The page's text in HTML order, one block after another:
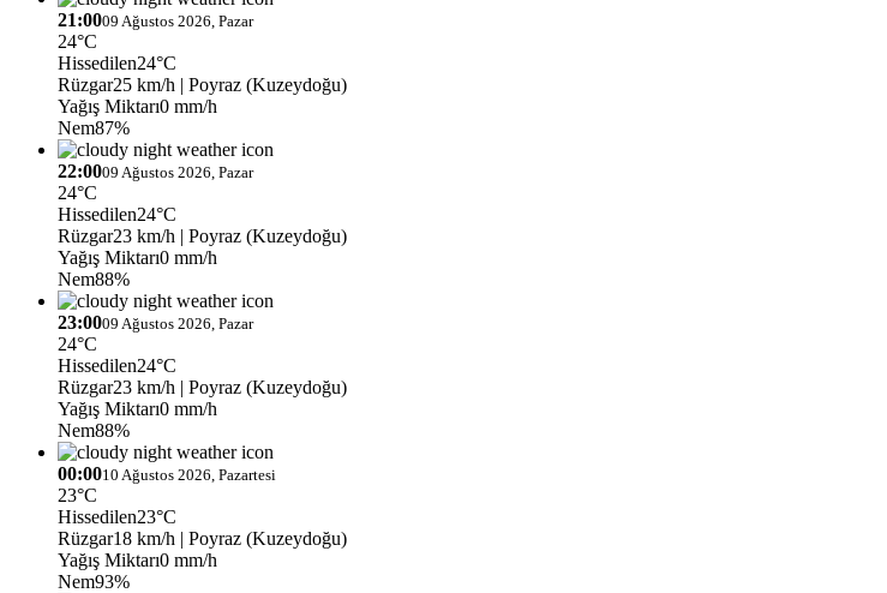
21:0009 Ağustos 2026, Pazar
24°C
Hissedilen24°C
Rüzgar25 km/h | Poyraz (Kuzeydoğu)
Yağış Miktarı0 mm/h
Nem87%
22:0009 Ağustos 2026, Pazar
24°C
Hissedilen24°C
Rüzgar23 km/h | Poyraz (Kuzeydoğu)
Yağış Miktarı0 mm/h
Nem88%
23:0009 Ağustos 2026, Pazar
24°C
Hissedilen24°C
Rüzgar23 km/h | Poyraz (Kuzeydoğu)
Yağış Miktarı0 mm/h
Nem88%
00:0010 Ağustos 2026, Pazartesi
23°C
Hissedilen23°C
Rüzgar18 km/h | Poyraz (Kuzeydoğu)
Yağış Miktarı0 mm/h
Nem93%